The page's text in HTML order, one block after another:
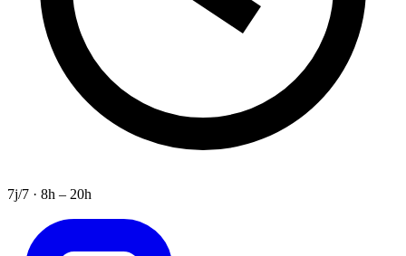
7j/7 · 8h – 20h